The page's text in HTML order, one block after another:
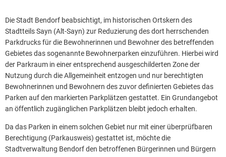
Die Stadt Bendorf beabsichtigt, im historischen Ortskern des
Stadtteils Sayn (Alt-Sayn) zur Reduzierung des dort herrschenden
Parkdrucks für die Bewohnerinnen und Bewohner des betreffenden
Gebietes das sogenannte Bewohnerparken einzuführen. Hierbei wird
der Parkraum in einer entsprechend ausgeschilderten Zone der
Nutzung durch die Allgemeinheit entzogen und nur berechtigten
Bewohnerinnen und Bewohnern des zuvor definierten Gebietes das
Parken auf den markierten Parkplätzen gestattet. Ein Grundangebot
an öffentlich zugänglichen Parkplätzen bleibt jedoch erhalten.
Da das Parken in einem solchen Gebiet nur mit einer überprüfbaren
Berechtigung (Parkausweis) gestattet ist, möchte die
Stadtverwaltung Bendorf den betroffenen Bürgerinnen und Bürgern